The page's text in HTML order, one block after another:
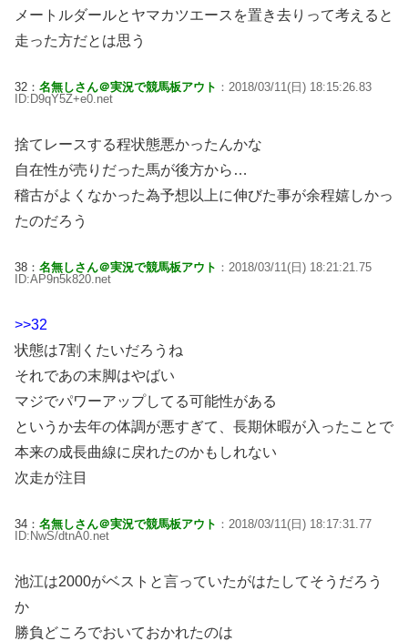
メートルダールとヤマカツエースを置き去りって考えると
走った方だとは思う
32： 名無しさん＠実況で競馬板アウト ：2018/03/11(日) 18:15:26.83
ID:D9qY5Z+e0.net
捨てレースする程状態悪かったんかな
自在性が売りだった馬が後方から…
稽古がよくなかった為予想以上に伸びた事が余程嬉しかっ
たのだろう
38： 名無しさん＠実況で競馬板アウト ：2018/03/11(日) 18:21:21.75
ID:AP9n5k820.net
>>32
状態は7割くたいだろうね
それであの末脚はやばい
マジでパワーアップしてる可能性がある
というか去年の体調が悪すぎて、長期休暇が入ったことで
本来の成長曲線に戻れたのかもしれない
次走が注目
34： 名無しさん＠実況で競馬板アウト ：2018/03/11(日) 18:17:31.77
ID:NwS/dtnA0.net
池江は2000がベストと言っていたがはたしてそうだろう
か
勝負どころでおいておかれたのは